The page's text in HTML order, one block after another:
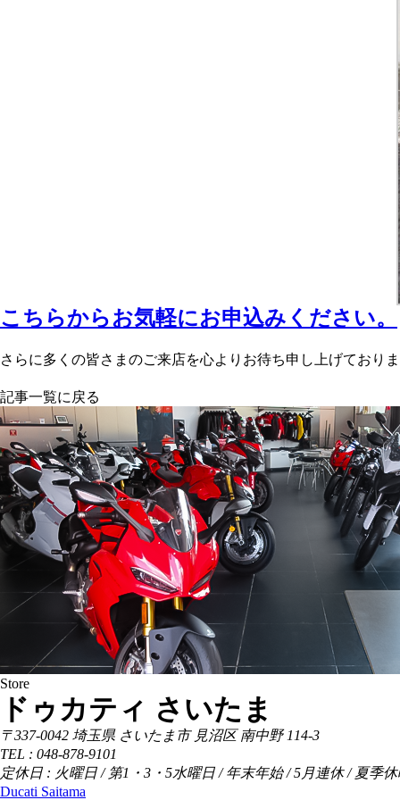
こちらからお気軽にお申込みください。
さらに多くの皆さまのご来店を心よりお待ち申し上げており
記事一覧に戻る
Store
ドゥカティ さいたま
〒337-0042 埼玉県 さいたま市 見沼区 南中野 114-3
TEL : 048-878-9101
定休日 : 火曜日 / 第1・3・5水曜日 / 年末年始 / 5月連休 / 夏季
Ducati Saitama